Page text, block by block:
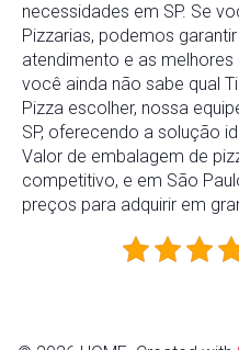
necessidades em SP. Se
Pizzarias, podemos
atendimento e as
você ainda não sabe qual
Pizza escolher, nossa
SP, oferecendo a solução
Valor de embalagem de
competitivo, e em São
preços para adquirir em